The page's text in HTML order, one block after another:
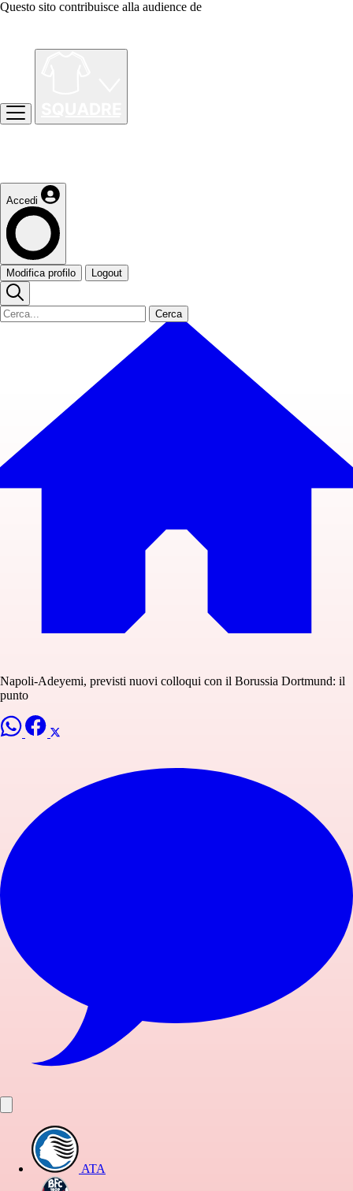
Questo sito contribuisce alla audience de
Accedi
Modifica profilo Logout
Cerca
Napoli-Adeyemi, previsti nuovi colloqui con il Borussia Dortmund: il
punto
ATA